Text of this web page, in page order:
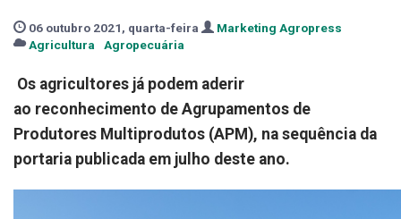
06 outubro 2021, quarta-feira
Marketing Agropress
Agricultura
Agropecuária
Os agricultores já podem aderir
ao reconhecimento de Agrupamentos de
Produtores Multiprodutos (APM), na sequência da
portaria publicada em julho deste ano.